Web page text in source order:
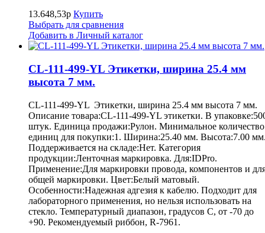
13.648,53р Купить
Выбрать для сравнения
Добавить в Личный каталог
CL-111-499-YL Этикетки, ширина 25.4 мм
высота 7 мм.
CL-111-499-YL Этикетки, ширина 25.4 мм высота 7 мм.
Описание товара:CL-111-499-YL этикетки. В
штук. Единица продажи:Рулон. Минимальное количество
единиц для покупки:1. Ширина:25.40 мм. Высота:7.00
Поддерживается на складе:Нет. Категория
продукции:Ленточная маркировка. Для:IDPro.
Применение:Для маркировки провода, компонентов и
общей маркировки. Цвет:Белый матовый.
Особенности:Надежная адгезия к кабелю. Подходит для
лабораторного применения, но нельзя использовать на
стекло. Температурный диапазон, градусов С, от -70 до
+90. Рекомендуемый риббон, R-7961.